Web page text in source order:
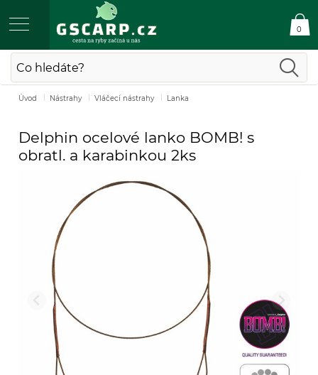
Úvod Nástrahy Vláčecí nástrahy Lanka
Delphin ocelové lanko BOMB! s
obratl. a karabinkou 2ks
0